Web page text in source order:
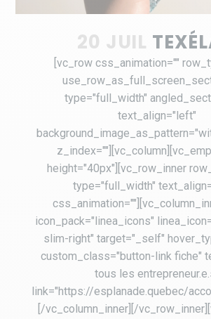
20 JUIL
[vc_row css_animation=""
type="full_width"
text_align="left"
height="40px"][vc_row_inner
type="full_width"
icon_pack="linea_icons"
slim-right" target="_self"
custom_class="button-link fiche"
tous les
link="https://esplanade.quebec/
[/vc_column_inner][/